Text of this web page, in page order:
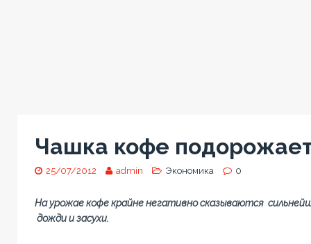
Чашка кофе
25/07/2012 admin Экономика 0
На урожае кофе крайне негативно сказываются
дожди и засухи.